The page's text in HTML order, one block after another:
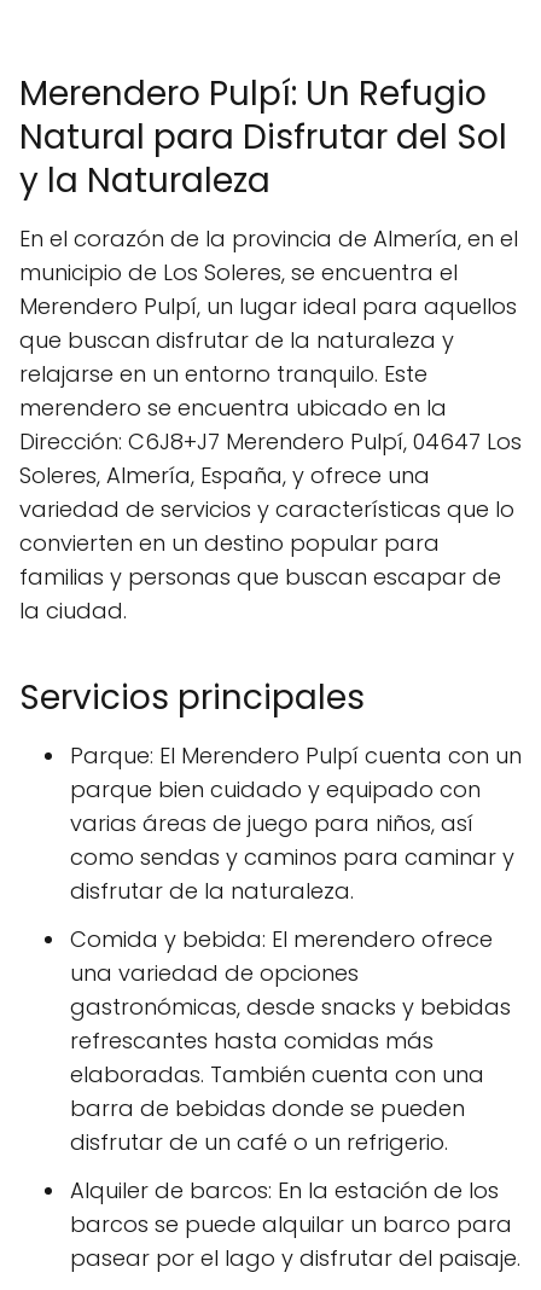
Merendero Pulpí: Un Refugio
Natural para Disfrutar del Sol
y la Naturaleza
En el corazón de la provincia de Almería, en el
municipio de Los Soleres, se encuentra el
Merendero Pulpí, un lugar ideal para aquellos
que buscan disfrutar de la naturaleza y
relajarse en un entorno tranquilo. Este
merendero se encuentra ubicado en la
Dirección: C6J8+J7 Merendero Pulpí, 04647 Los
Soleres, Almería, España, y ofrece una
variedad de servicios y características que lo
convierten en un destino popular para
familias y personas que buscan escapar de
la ciudad.
Servicios principales
Parque: El Merendero Pulpí cuenta con un
parque bien cuidado y equipado con
varias áreas de juego para niños, así
como sendas y caminos para caminar y
disfrutar de la naturaleza.
Comida y bebida: El merendero ofrece
una variedad de opciones
gastronómicas, desde snacks y bebidas
refrescantes hasta comidas más
elaboradas. También cuenta con una
barra de bebidas donde se pueden
disfrutar de un café o un refrigerio.
Alquiler de barcos: En la estación de los
barcos se puede alquilar un barco para
pasear por el lago y disfrutar del paisaje.